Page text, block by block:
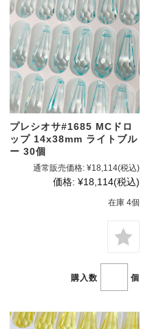
プレシオサ#1685 MCドロ
ップ 14x38mm ライトブル
ー 30個
通常販売価格: ¥18,114(税込)
価格: ¥18,114(税込)
在庫 4個
購入数 個